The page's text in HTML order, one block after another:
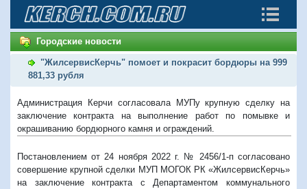
Городские новости
"ЖилсервисКерчь" помоет и покрасит бордюры на 999
881,33 рубля
Администрация Керчи согласовала МУПу крупную сделку на
заключение контракта на выполнение работ по помывке и
окрашиванию бордюрного камня и ограждений.
Постановлением от 24 ноября 2022 г. № 2456/1-п согласовано
совершение крупной сделки МУП МОГОК РК «ЖилсервисКерчь»
на заключение контракта с Департаментом коммунального